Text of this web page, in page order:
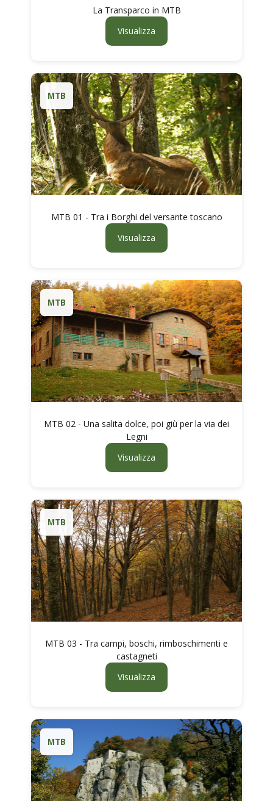
La Transparco in MTB
Visualizza
MTB
MTB 01 - Tra i Borghi del versante toscano
Visualizza
MTB
MTB 02 - Una salita dolce, poi giù per la via dei
Legni
Visualizza
MTB
MTB 03 - Tra campi, boschi, rimboschimenti e
castagneti
Visualizza
MTB